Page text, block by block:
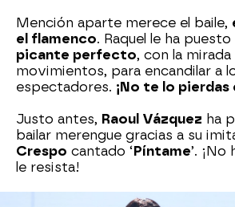
Mención aparte merece el baile,
el flamenco. Raquel le ha puesto
picante perfecto, con la mirada
movimientos, para encandilar a
espectadores. ¡No te lo pierdas
Justo antes, Raoul Vázquez ha
bailar merengue gracias a su
Crespo cantado ‘ Píntame’.
le resista!